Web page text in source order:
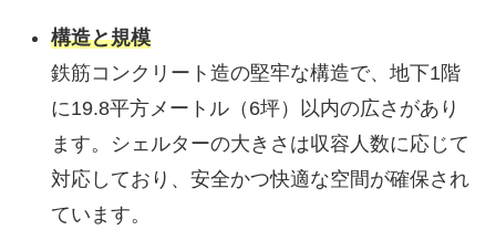
構造と規模
鉄筋コンクリート造の堅牢な構造で、地下1階
に19.8平方メートル（6坪）以内の広さがあり
ます。シェルターの大きさは収容人数に応じて
対応しており、安全かつ快適な空間が確保され
ています。